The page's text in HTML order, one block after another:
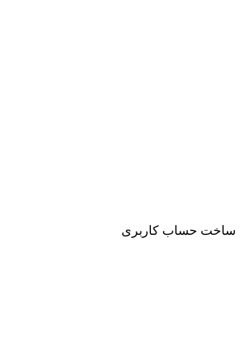
ساخت حساب کاربری